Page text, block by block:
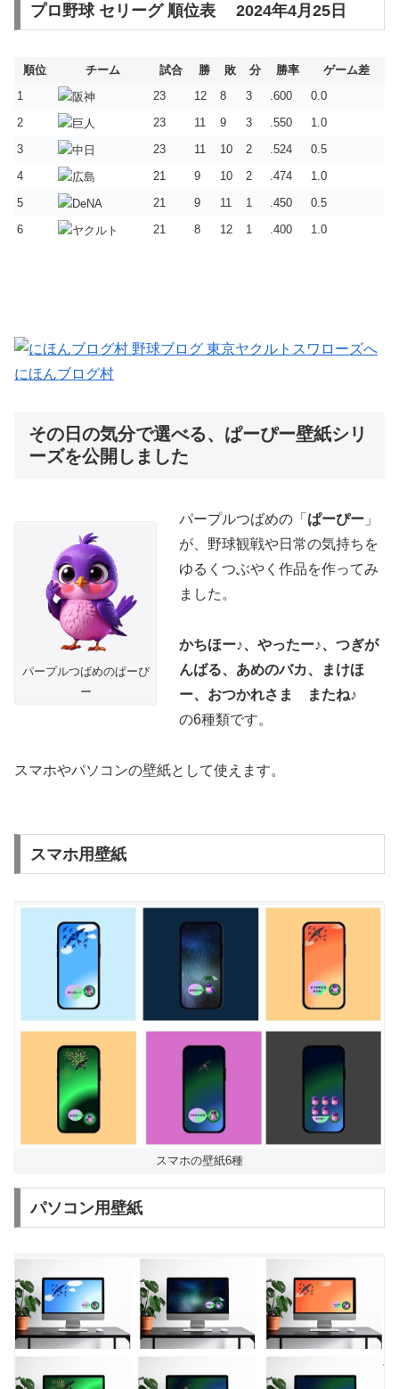
プロ野球 セリーグ 順位表 2024年4月25日
順位 チーム 試合 勝 敗 分 勝率
ゲーム差
1
23 12 8 3 .600
0.0
2
23 11 9 3 .550
1.0
3
23 11 10 2 .524
0.5
4
21 9 10 2 .474
1.0
5
21 9 11 1 .450
0.5
6
21 8 12 1 .400 1.0
にほんブログ村
その日の気分で選べる、ぱーぴー壁紙シリ
ーズを公開しました
パープルつばめのぱーぴ
ー
パープルつばめの「 ぱーぴー 」
が、野球観戦や日常の気持ちを
ゆるくつぶやく作品を作ってみ
ました。
かちほー♪、やったー♪、つぎが
んばる、あめのバカ、まけほ
ー、おつかれさま またね♪
の6種類です。
スマホやパソコンの壁紙として使えます。
スマホ用壁紙
スマホの壁紙6種
パソコン用壁紙